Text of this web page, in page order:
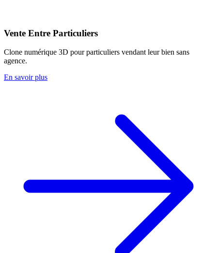
Vente Entre Particuliers
Clone numérique 3D pour particuliers vendant leur bien sans
agence.
En savoir plus